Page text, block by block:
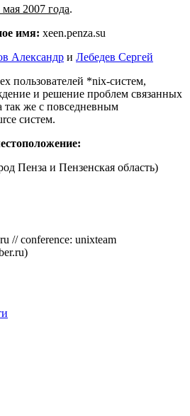
мая 2007 года.
имя: xeen.penza.su
Александр и Лебедев Сергей
пользователей *nix-систем,
и решение проблем связанных
так же с повседневным
систем.
Пенза и Пензенская область)
// conference: unixteam